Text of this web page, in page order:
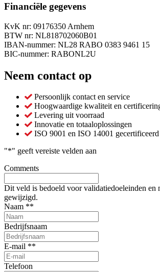
Financiële gegevens
KvK nr: 09176350 Arnhem
BTW nr: NL818702060B01
IBAN-nummer: NL28 RABO 0383 9461 15
BIC-nummer: RABONL2U
Neem contact op
Persoonlijk contact en service
Hoogwaardige kwaliteit en
Levering uit voorraad
Innovatie en totaaloplossingen
ISO 9001 en ISO 14001 gecertificeerd
"*" geeft vereiste velden aan
Comments
Dit veld is bedoeld voor validatiedoeleinden en
gewijzigd.
Naam **
Bedrijfsnaam
E-mail **
Telefoon